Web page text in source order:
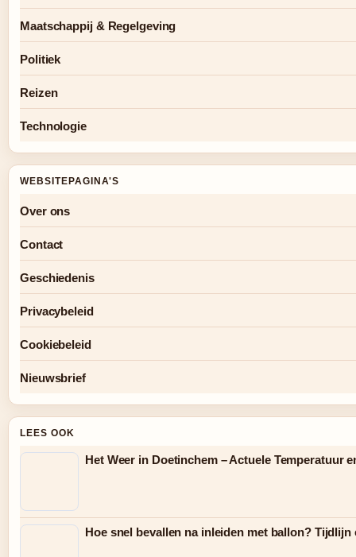
Maatschappij & Regelgeving
Politiek
Reizen
Technologie
WEBSITEPAGINA'S
Over ons
Contact
Geschiedenis
Privacybeleid
Cookiebeleid
Nieuwsbrief
LEES OOK
Het Weer in Doetinchem – Actuele Temperatuur
Hoe snel bevallen na inleiden met ballon? Tijdlijn